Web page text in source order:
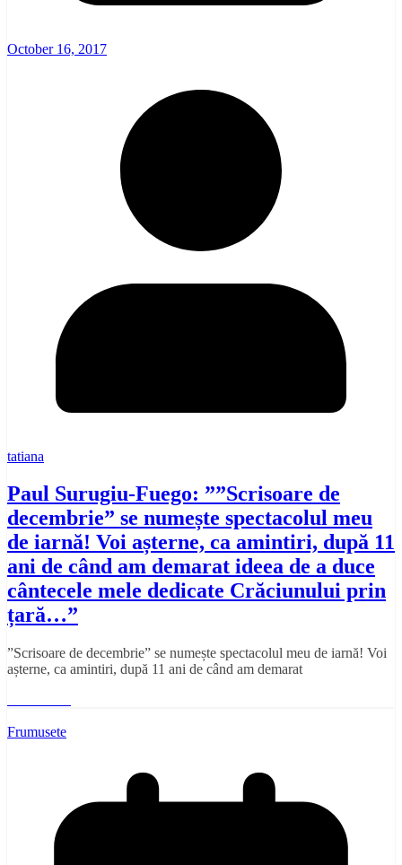
October 16, 2017
tatiana
Paul Surugiu-Fuego: ””Scrisoare de
decembrie” se numește spectacolul meu
de iarnă! Voi așterne, ca amintiri, după 11
ani de când am demarat ideea de a duce
cântecele mele dedicate Crăciunului prin
țară…”
”Scrisoare de decembrie” se numește spectacolul meu de iarnă! Voi
așterne, ca amintiri, după 11 ani de când am demarat
Frumusete